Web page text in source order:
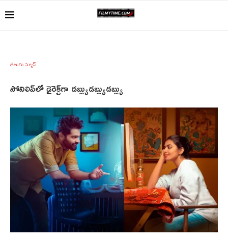
తెలుగు న్యూస్
సోనిలివ్‌లో డైరెక్ట్‌గా డబ్ల్యుడబ్ల్యుడబ్ల్యు